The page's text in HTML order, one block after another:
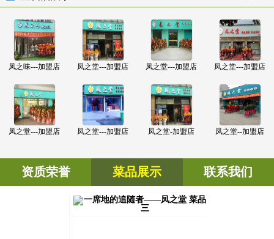
凤之味---加盟店 凤之堂---加盟店 凤之堂---加盟店 凤之堂---加盟店
凤之堂---加盟店 凤之堂---加盟店 凤之堂-加盟店 凤之堂--加盟店
资质荣誉 菜品展示 联系我们